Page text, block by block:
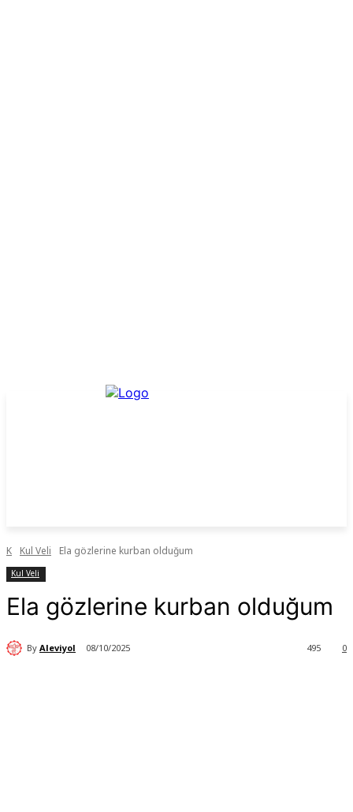
K Kul Veli Ela gözlerine kurban olduğum
Kul Veli
Ela gözlerine kurban olduğum
By Aleviyol 08/10/2025 0
495